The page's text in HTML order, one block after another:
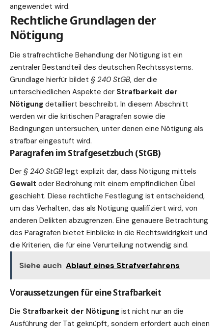
angewendet wird.
Rechtliche Grundlagen der
Nötigung
Die strafrechtliche Behandlung der Nötigung ist ein
zentraler Bestandteil des deutschen Rechtssystems.
Grundlage hierfür bildet § 240 StGB, der die
unterschiedlichen Aspekte der Strafbarkeit der
Nötigung detailliert beschreibt. In diesem Abschnitt
werden wir die kritischen Paragrafen sowie die
Bedingungen untersuchen, unter denen eine Nötigung als
strafbar eingestuft wird.
Paragrafen im Strafgesetzbuch (StGB)
Der § 240 StGB legt explizit dar, dass Nötigung mittels
Gewalt oder Bedrohung mit einem empfindlichen Übel
geschieht. Diese rechtliche Festlegung ist entscheidend,
um das Verhalten, das als Nötigung qualifiziert wird, von
anderen Delikten abzugrenzen. Eine genauere Betrachtung
des Paragrafen bietet Einblicke in die Rechtswidrigkeit und
die Kriterien, die für eine Verurteilung notwendig sind.
Siehe auch Ablauf eines Strafverfahrens
Voraussetzungen für eine Strafbarkeit
Die Strafbarkeit der Nötigung ist nicht nur an die
Ausführung der Tat geknüpft, sondern erfordert auch einen